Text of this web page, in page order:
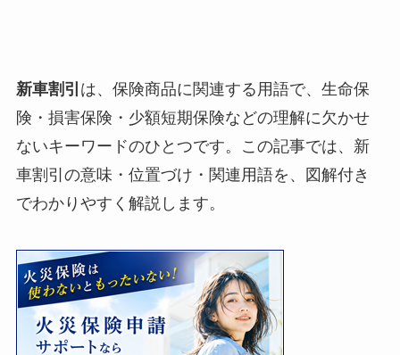
新車割引 は、保険商品に関連する用語で、生命保
険・損害保険・少額短期保険などの理解に欠かせ
ないキーワードのひとつです。この記事では、新
車割引の意味・位置づけ・関連用語を、図解付き
でわかりやすく解説します。